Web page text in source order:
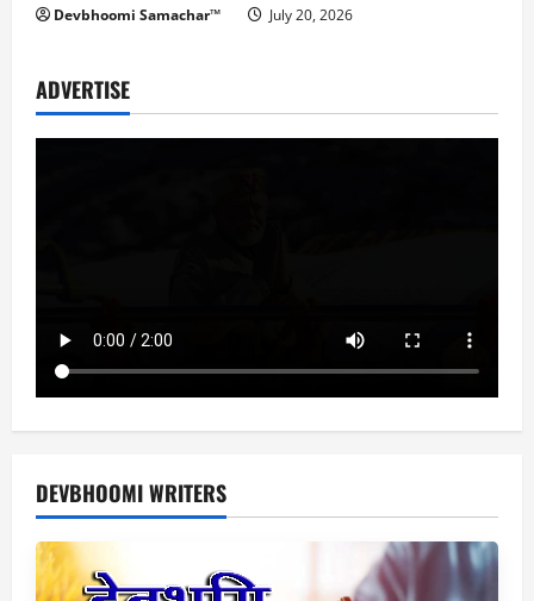
Devbhoomi Samachar™ July 20, 2026
ADVERTISE
DEVBHOOMI WRITERS